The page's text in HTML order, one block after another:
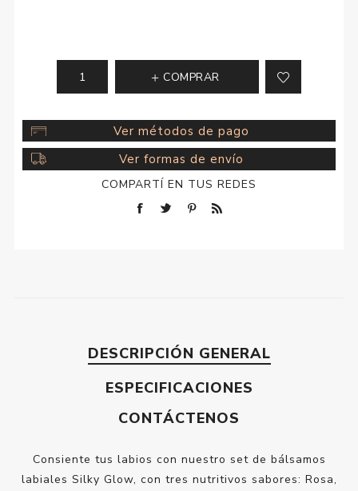
COMPRAR
Ver métodos de pago
Ver formas de envío
COMPARTÍ EN TUS REDES
DESCRIPCIÓN GENERAL
ESPECIFICACIONES
CONTÁCTENOS
Consiente tus labios con nuestro set de bálsamos
labiales Silky Glow, con tres nutritivos sabores: Rosa,